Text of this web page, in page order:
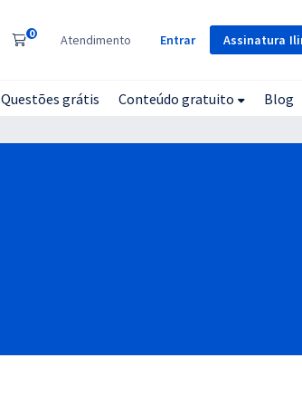
Assinatura
0 Atendimento Entrar
Questões grátis Conteúdo gratuito Blog